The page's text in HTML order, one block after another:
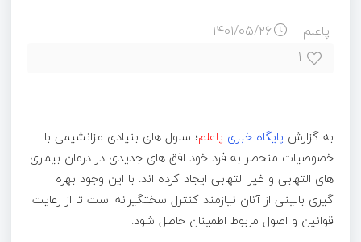
پاعلم ۱۴۰۱/۰۵/۲۶
۱
به گزارش پایگاه خبری پاعلم؛ سلول های بنیادی مزانشیمی با
خصوصیات منحصر به فرد خود افق های جدیدی در درمان بیماری
های التهابی و غیر التهابی ایجاد کرده اند. با این وجود بهره
گیری بالینی از آنان نیازمند کنترل سختگیرانه است تا از رعایت
قوانین و اصول مربوط اطمینان حاصل شود.